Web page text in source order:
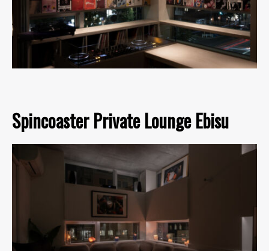
Spincoaster Private Lounge Ebisu